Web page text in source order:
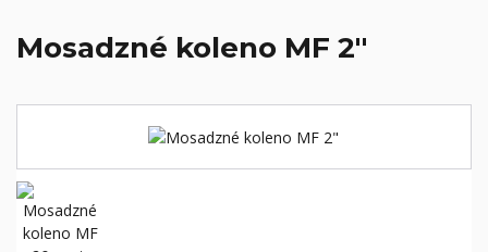
Mosadzné koleno MF 2"